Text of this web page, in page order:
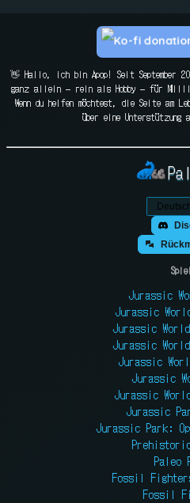
👋 Hallo, ich bin Apop! Seit September
ganz allein — rein als Hobby — für
Wenn du helfen möchtest, die Seite am
über eine Unterstützung
Jurassic
Jurassic
Jurassic
Jurassic
Jurassic
Jurassic
Jurassic
Jurassic
Jurassic Park:
Paleo
Fossil
Fossil